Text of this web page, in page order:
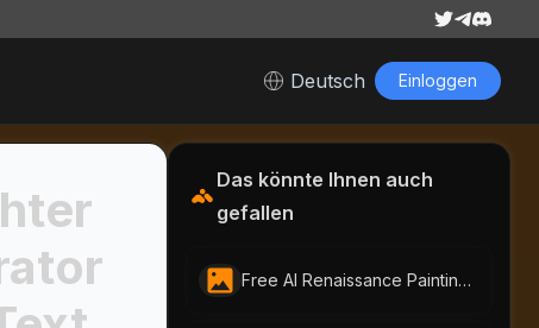
Deutsch Einloggen
Das könnte Ihnen auch
gefallen
Free AI Renaissance Painting Generator by AI-Portraits.org: Create Timeless Art from Photos & Text